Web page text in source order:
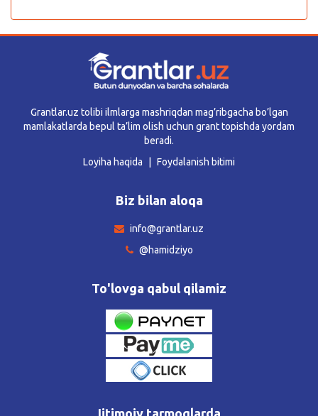
Grantlar.uz tolibi ilmlarga mashriqdan mag’ribgacha bo’lgan
mamlakatlarda bepul ta’lim olish uchun grant topishda yordam
beradi.
Loyiha haqida
Foydalanish bitimi
Biz bilan aloqa
info@grantlar.uz
@hamidziyo
To'lovga qabul qilamiz
Ijtimoiy tarmoqlarda